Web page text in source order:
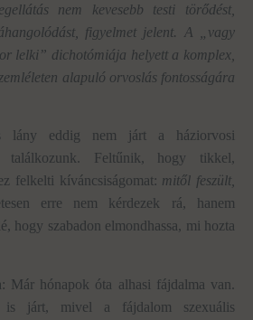
nem kevesebb testi törődést,
figyelmet jelent. A „vagy
lelki” dichotómiája helyett a komplex,
alapuló orvoslás fontosságára
lány eddig nem járt a háziorvosi
találkozunk. Feltűnik, hogy tikkel,
felkelti kíváncsiságomat: mitől feszült,
erre nem kérdezek rá, hanem
hogy szabadon elmondhassa, mi hozta
Már hónapok óta alhasi fájdalma van.
is járt, mivel a fájdalom szexuális